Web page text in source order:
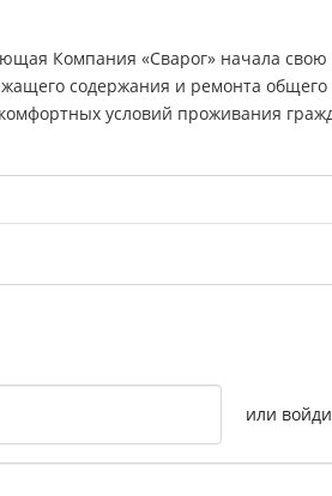
Компания «Сварог» начала свою
содержания и ремонта
условий проживания
или